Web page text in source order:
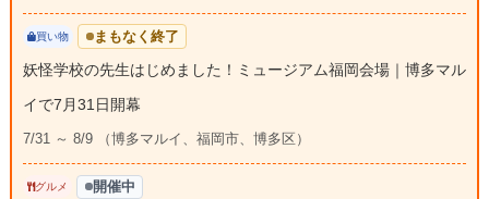
買い物 まもなく終了
妖怪学校の先生はじめました！ミュージアム福岡会場｜博多マル
イで7月31日開幕
7/31 ～ 8/9 （博多マルイ、福岡市、博多区）
グルメ 開催中